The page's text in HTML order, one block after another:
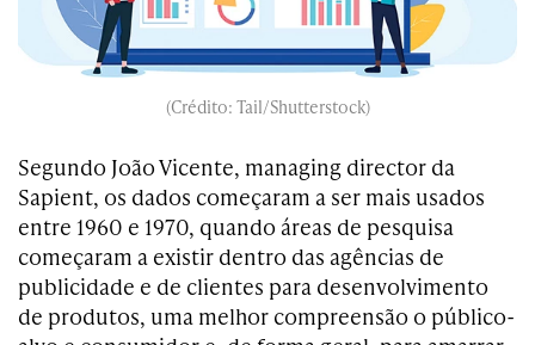
(Crédito: Tail/Shutterstock)
Segundo João Vicente, managing director da
Sapient, os dados começaram a ser mais usados
entre 1960 e 1970, quando áreas de pesquisa
começaram a existir dentro das agências de
publicidade e de clientes para desenvolvimento
de produtos, uma melhor compreensão o público-